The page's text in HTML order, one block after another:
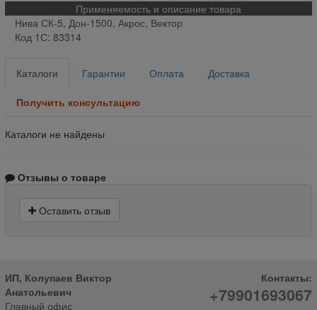
Применяемость и описание товара
Нива СК-5, Дон-1500, Акрос, Вектор
Код 1С: 83314
Каталоги Гарантии Оплата Доставка
Получить консультацию
Каталоги не найдены
Отзывы о товаре
Оставить отзыв
ИП, Колупаев Виктор
Анатольевич
Главный офис
Контакты:
+79901693067